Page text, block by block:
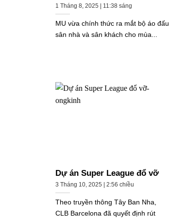
1 Tháng 8, 2025 | 11:38 sáng
MU vừa chính thức ra mắt bộ áo đấu
sân nhà và sân khách cho mùa...
Dự án Super League đổ vỡ
3 Tháng 10, 2025 | 2:56 chiều
Theo truyền thông Tây Ban Nha,
CLB Barcelona đã quyết định rút